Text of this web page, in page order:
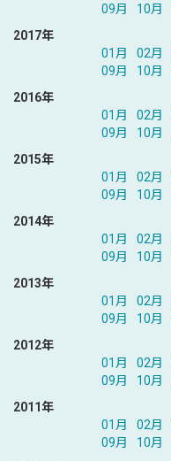
09月
10月
2017年
01月
02月
09月
10月
2016年
01月
02月
09月
10月
2015年
01月
02月
09月
10月
2014年
01月
02月
09月
10月
2013年
01月
02月
09月
10月
2012年
01月
02月
09月
10月
2011年
01月
02月
09月
10月